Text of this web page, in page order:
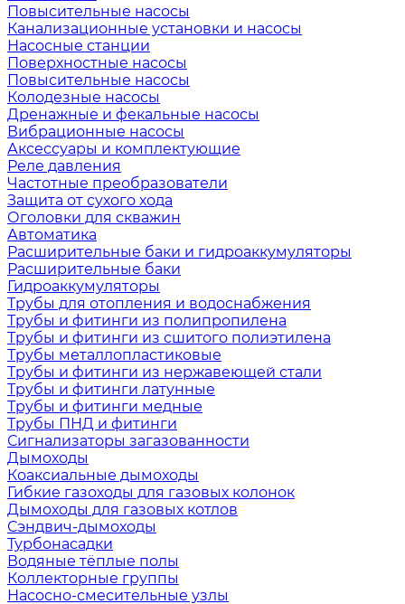
Повысительные насосы
Канализационные установки и насосы
Насосные станции
Поверхностные насосы
Повысительные насосы
Колодезные насосы
Дренажные и фекальные насосы
Вибрационные насосы
Аксессуары и комплектующие
Реле давления
Частотные преобразователи
Защита от сухого хода
Оголовки для скважин
Автоматика
Расширительные баки и гидроаккумуляторы
Расширительные баки
Гидроаккумуляторы
Трубы для отопления и водоснабжения
Трубы и фитинги из полипропилена
Трубы и фитинги из сшитого полиэтилена
Трубы металлопластиковые
Трубы и фитинги из нержавеющей стали
Трубы и фитинги латунные
Трубы и фитинги медные
Трубы ПНД и фитинги
Сигнализаторы загазованности
Дымоходы
Коаксиальные дымоходы
Гибкие газоходы для газовых колонок
Дымоходы для газовых котлов
Сэндвич-дымоходы
Турбонасадки
Водяные тёплые полы
Коллекторные группы
Насосно-смесительные узлы